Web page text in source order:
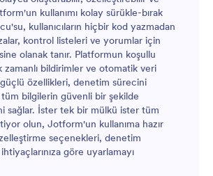
kullanımı kolay sürükle-bırak
kullanıcıların hiçbir kod yazmadan
kontrol listeleri ve yorumlar için
olanak tanır. Platformun koşullu
zamanlı bildirimler ve otomatik veri
özellikleri, denetim sürecini
tüm bilgilerin güvenli bir şekilde
sağlar. İster tek bir mülkü ister tüm
olun, Jotform'un kullanıma hazır
seçenekleri, denetim
göre uyarlamayı